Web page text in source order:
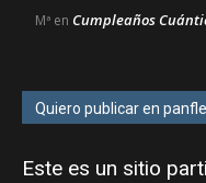
Mª en Cumpleaños
Quiero publicar en
Este es un sitio